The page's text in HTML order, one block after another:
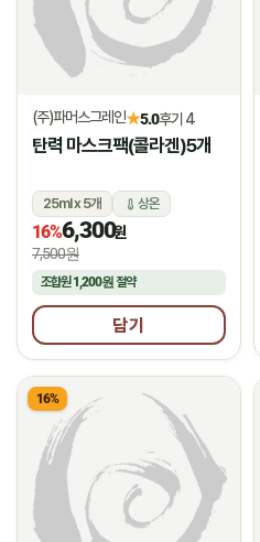
(주)파머스그레인★5.0후기 4
탄력 마스크팩(콜라겐)5개
25ml x 5개 상온
16%6,300원
7,500원
조합원1,200원 절약
담기
16%